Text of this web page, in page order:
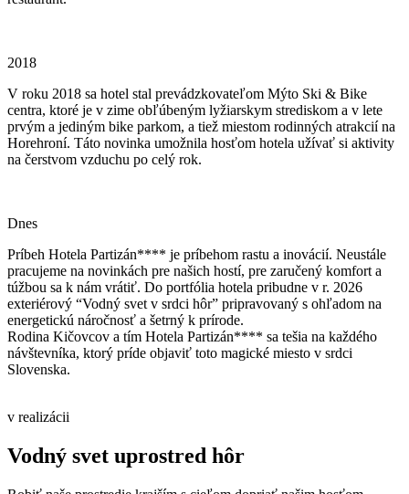
2018
V roku 2018 sa hotel stal prevádzkovateľom Mýto Ski & Bike
centra, ktoré je v zime obľúbeným lyžiarskym strediskom a v lete
prvým a jediným bike parkom, a tiež miestom rodinných atrakcií na
Horehroní. Táto novinka umožnila hosťom hotela užívať si aktivity
na čerstvom vzduchu po celý rok.
Dnes
Príbeh Hotela Partizán**** je príbehom rastu a inovácií. Neustále
pracujeme na novinkách pre našich hostí, pre zaručený komfort a
túžbou sa k nám vrátiť. Do portfólia hotela pribudne v r. 2026
exteriérový “Vodný svet v srdci hôr” pripravovaný s ohľadom na
energetickú náročnosť a šetrný k prírode.
Rodina Kičovcov a tím Hotela Partizán**** sa tešia na každého
návštevníka, ktorý príde objaviť toto magické miesto v srdci
Slovenska.
v realizácii
Vodný svet uprostred hôr